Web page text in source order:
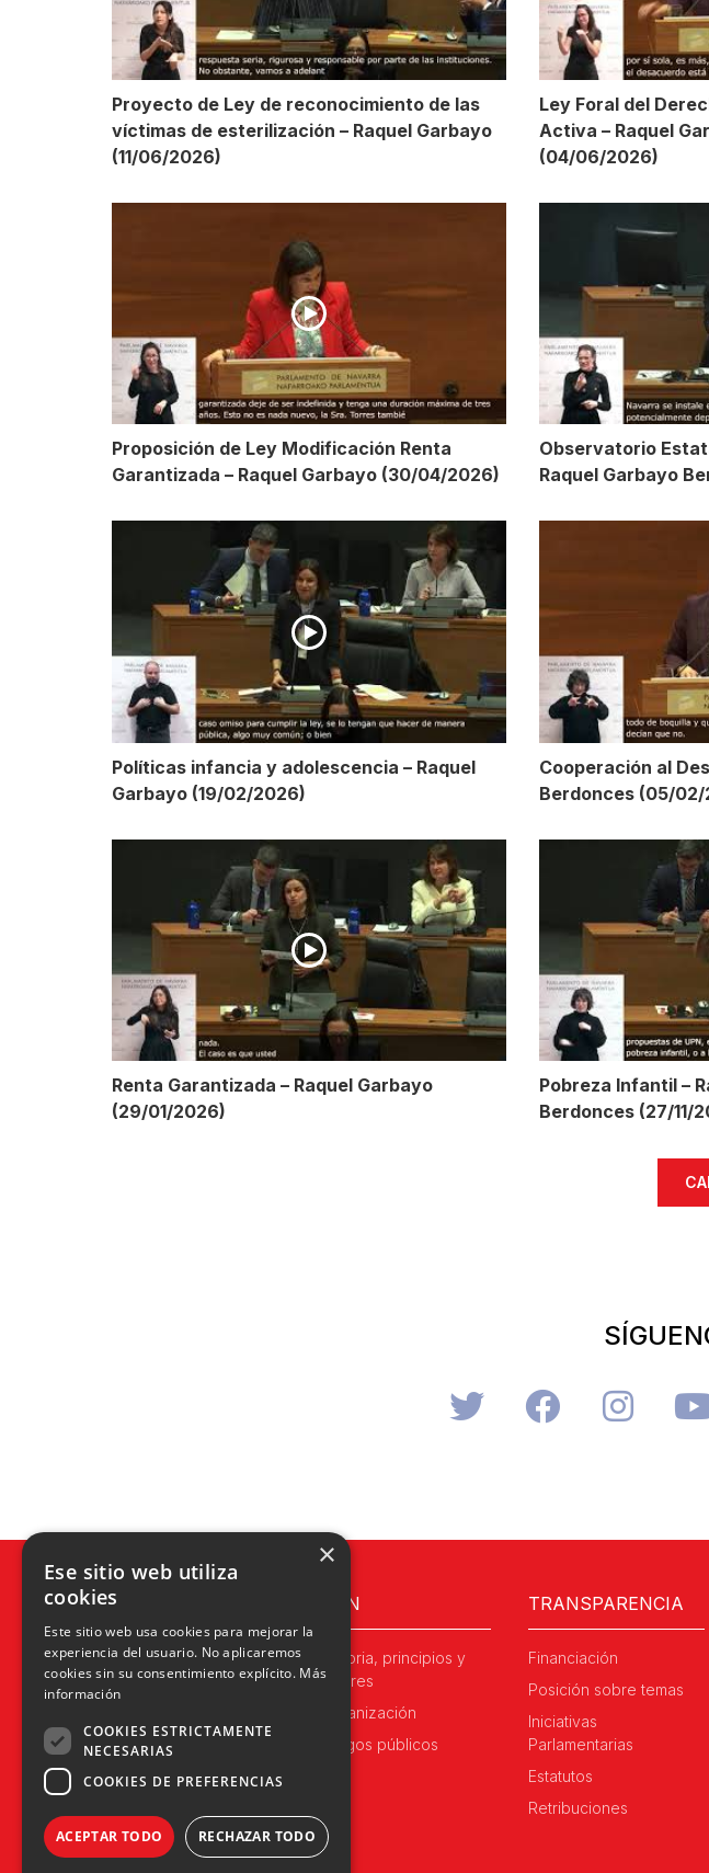
Proyecto de Ley de reconocimiento de las
víctimas de esterilización – Raquel Garbayo
(11/06/2026)
Ley Foral del
Activa – Raquel
(04/06/2026)
Proposición de Ley Modificación Renta
Garantizada – Raquel Garbayo (30/04/2026)
Observatorio
Raquel Garbayo
Políticas infancia y adolescencia – Raquel
Garbayo (19/02/2026)
Cooperación al
Berdonces (05/
Renta Garantizada – Raquel Garbayo
(29/01/2026)
Pobreza Infantil –
Berdonces (27/11/
UPN
Historia, principios y
valores
Organización
Cargos públicos
TRANSPARENCIA
Financiación
Posición sobre temas
Iniciativas
Parlamentarias
Estatutos
Retribuciones
×
Ese sitio web utiliza
cookies
Este sitio web usa cookies para mejorar la
experiencia del usuario. No aplicaremos
cookies sin su consentimiento explícito. Más
información
COOKIES ESTRICTAMENTE
NECESARIAS
COOKIES DE PREFERENCIAS
ACEPTAR TODO RECHAZAR TODO